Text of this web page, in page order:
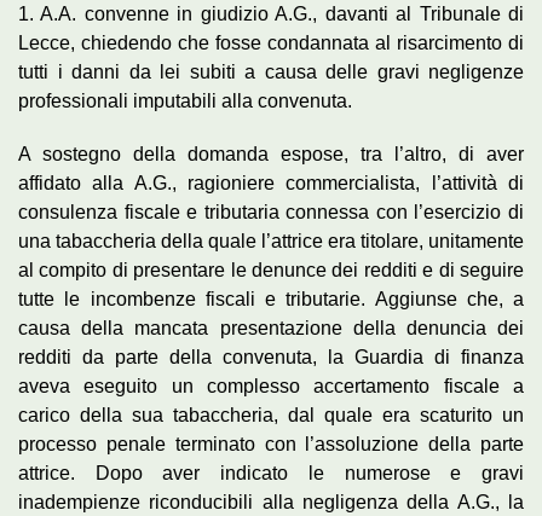
1. A.A. convenne in giudizio A.G., davanti al Tribunale di
Lecce, chiedendo che fosse condannata al risarcimento di
tutti i danni da lei subiti a causa delle gravi negligenze
professionali imputabili alla convenuta.
A sostegno della domanda espose, tra l’altro, di aver
affidato alla A.G., ragioniere commercialista, l’attività di
consulenza fiscale e tributaria connessa con l’esercizio di
una tabaccheria della quale l’attrice era titolare, unitamente
al compito di presentare le denunce dei redditi e di seguire
tutte le incombenze fiscali e tributarie. Aggiunse che, a
causa della mancata presentazione della denuncia dei
redditi da parte della convenuta, la Guardia di finanza
aveva eseguito un complesso accertamento fiscale a
carico della sua tabaccheria, dal quale era scaturito un
processo penale terminato con l’assoluzione della parte
attrice. Dopo aver indicato le numerose e gravi
inadempienze riconducibili alla negligenza della A.G., la